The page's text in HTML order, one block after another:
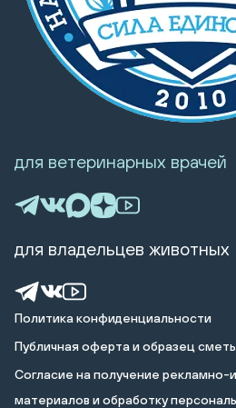
Политика конфиденциальности
Публичная оферта и образец
Cогласие на получение
материалов и обработку
для ветеринарных врачей
для владельцев животных